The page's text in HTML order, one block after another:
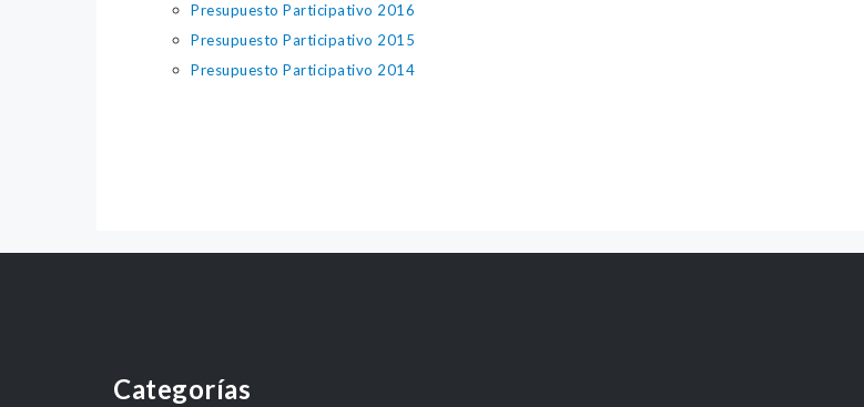
Presupuesto Participativo 2016
Presupuesto Participativo 2015
Presupuesto Participativo 2014
Categorías